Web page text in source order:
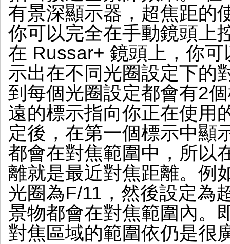
有景深顯示器，超焦距的
你可以完全在手動鏡頭上
在 Russar+ 鏡頭上，你
示出在不同光圈設定下的
到每個光圈設定都會有2
遠的標示指向你正在使用
定後，在第一個標示中顯
都會在對焦範圍中，所以
離就是最近對焦距離。例
光圈為F/11，然後設定為
景物都會在對焦範圍內。
對焦區域的範圍依仍是很